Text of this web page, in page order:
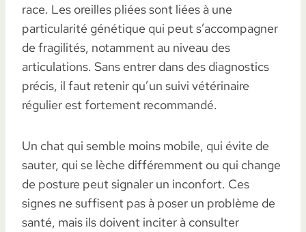
race. Les oreilles pliées sont liées à une
particularité génétique qui peut s’accompagner
de fragilités, notamment au niveau des
articulations. Sans entrer dans des diagnostics
précis, il faut retenir qu’un suivi vétérinaire
régulier est fortement recommandé.
Un chat qui semble moins mobile, qui évite de
sauter, qui se lèche différemment ou qui change
de posture peut signaler un inconfort. Ces
signes ne suffisent pas à poser un problème de
santé, mais ils doivent inciter à consulter